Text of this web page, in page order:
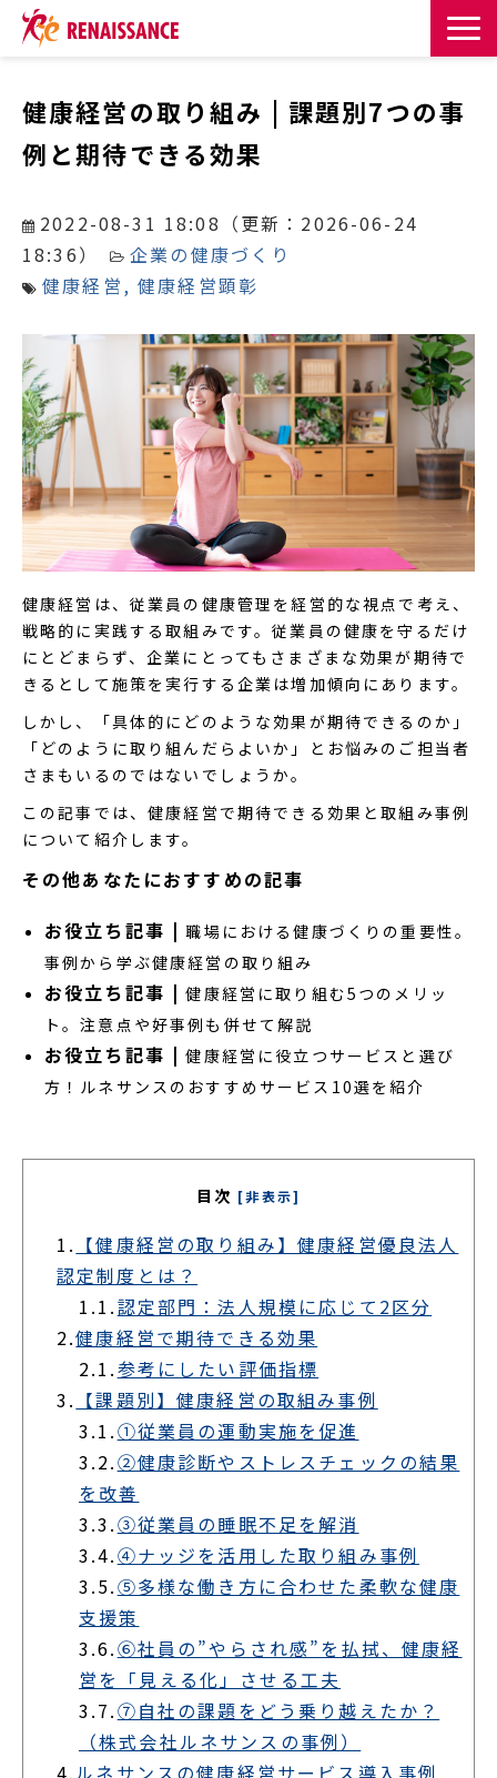
課題・目的からサービスを探す
導入事例
お知らせ
お役立ち記事一覧
お役立ち資料
イベント・セミナー
健康経営の取り組み | 課題別7つの事
例と期待できる効果
2022-08-31 18:08 （更新： 2026-06-24
18:36）
企業の健康づくり
健康経営
健康経営顕彰
健康経営は、従業員の健康管理を経営的な視点で考え、
戦略的に実践する取組みです。従業員の健康を守るだけ
にとどまらず、企業にとってもさまざまな効果が期待で
きるとして施策を実行する企業は増加傾向にあります。
しかし、「具体的にどのような効果が期待できるのか」
「どのように取り組んだらよいか」とお悩みのご担当者
さまもいるのではないでしょうか。
この記事では、健康経営で期待できる効果と取組み事例
について紹介します。
その他あなたにおすすめの記事
お役立ち記事 | 職場における健康づくりの重要性。
事例から学ぶ健康経営の取り組み
お役立ち記事 | 健康経営に取り組む5つのメリッ
ト。注意点や好事例も併せて解説
お役立ち記事 | 健康経営に役立つサービスと選び
方！ルネサンスのおすすめサービス10選を紹介
目次 [非表示]
1. 【健康経営の取り組み】健康経営優良法人
認定制度とは？
1.1.認定部門：法人規模に応じて2区分
2.健康経営で期待できる効果
2.1.参考にしたい評価指標
3. 【課題別】健康経営の取組み事例
3.1.①従業員の運動実施を促進
3.2.②健康診断やストレスチェックの結果
を改善
3.3.③従業員の睡眠不足を解消
3.4.④ナッジを活用した取り組み事例
3.5.⑤多様な働き方に合わせた柔軟な健康
支援策
3.6.⑥社員の”やらされ感”を払拭、健康経
営を「見える化」させる工夫
3.7.⑦自社の課題をどう乗り越えたか？
（株式会社ルネサンスの事例）
4.ルネサンスの健康経営サービス導入事例